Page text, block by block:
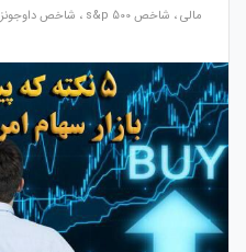
مالی، شاخص s&p 500 ، شاخص داوجونز